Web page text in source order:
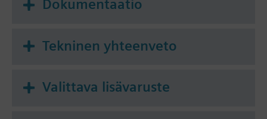
Dokumentaatio
Tekninen yhteenveto
Valittava lisävaruste